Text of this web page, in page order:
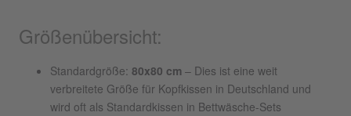
Größenübersicht:
Standardgröße: 80x80 cm – Dies ist eine weit
verbreitete Größe für Kopfkissen in Deutschland und
wird oft als Standardkissen in Bettwäsche-Sets